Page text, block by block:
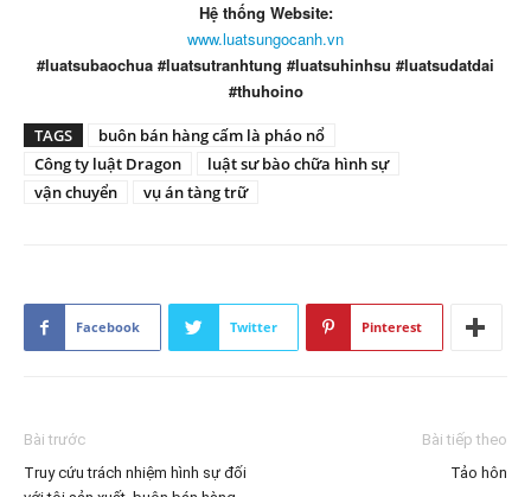
Hệ thống Website:
www.luatsungocanh.vn
#luatsubaochua #luatsutranhtung #luatsuhinhsu #luatsudatdai
#thuhoino
TAGS
buôn bán hàng cấm là pháo nổ
Công ty luật Dragon
luật sư bào chữa hình sự
vận chuyển
vụ án tàng trữ
Facebook Twitter Pinterest
Bài trước
Truy cứu trách nhiệm hình sự đối
Bài tiếp theo
Tảo hôn